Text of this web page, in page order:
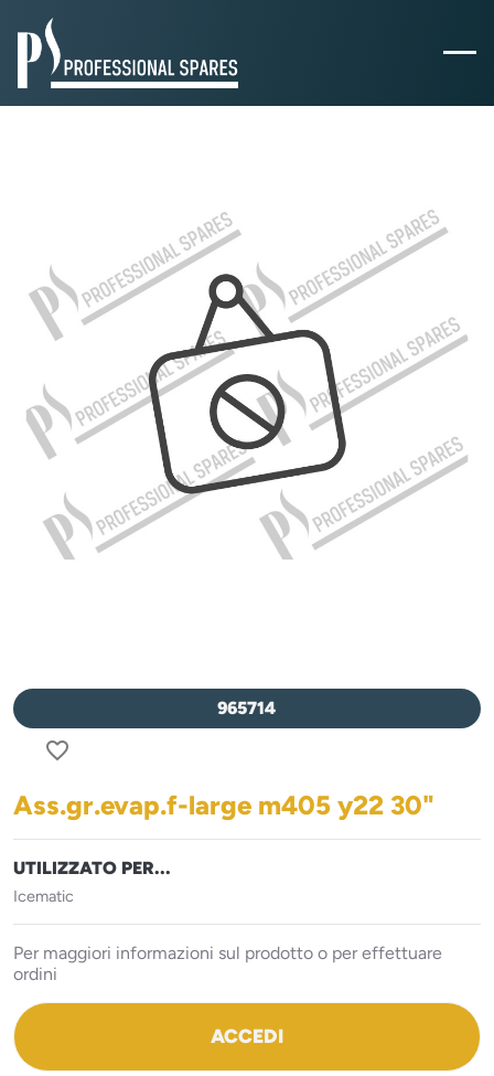
965714
favorite_border
Ass.gr.evap.f-large m405 y22 30"
UTILIZZATO PER...
Icematic
Per maggiori informazioni sul prodotto o per effettuare
ordini
ACCEDI